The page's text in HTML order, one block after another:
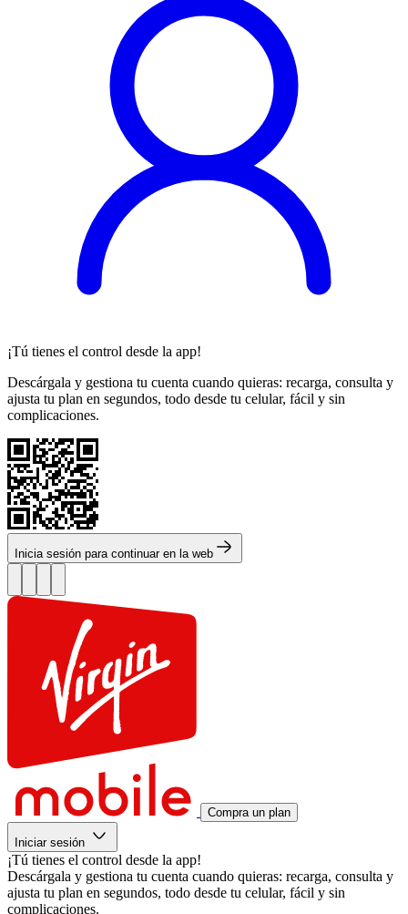
¡Tú tienes el control desde la app!
Descárgala y gestiona tu cuenta cuando quieras: recarga, consulta y
ajusta tu plan en segundos, todo desde tu celular, fácil y sin
complicaciones.
Inicia sesión para continuar en la web
Compra un plan
Iniciar sesión
¡Tú tienes el control desde la app!
Descárgala y gestiona tu cuenta cuando quieras: recarga, consulta y
ajusta tu plan en segundos, todo desde tu celular, fácil y sin
complicaciones.